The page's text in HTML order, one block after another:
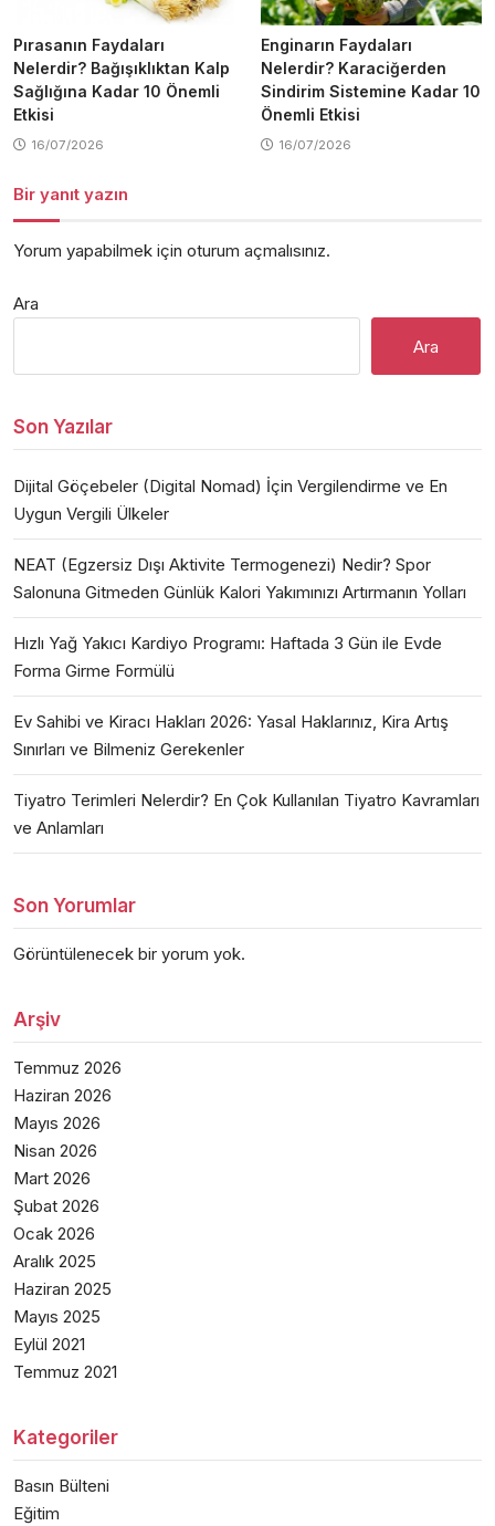
Pırasanın Faydaları
Nelerdir? Bağışıklıktan Kalp
Sağlığına Kadar 10 Önemli
Etkisi
16/07/2026
Enginarın Faydaları
Nelerdir? Karaciğerden
Sindirim Sistemine Kadar 10
Önemli Etkisi
16/07/2026
Bir yanıt yazın
Yorum yapabilmek için oturum açmalısınız.
Ara
Ara
Son Yazılar
Dijital Göçebeler (Digital Nomad) İçin Vergilendirme ve En
Uygun Vergili Ülkeler
NEAT (Egzersiz Dışı Aktivite Termogenezi) Nedir? Spor
Salonuna Gitmeden Günlük Kalori Yakımınızı Artırmanın Yolları
Hızlı Yağ Yakıcı Kardiyo Programı: Haftada 3 Gün ile Evde
Forma Girme Formülü
Ev Sahibi ve Kiracı Hakları 2026: Yasal Haklarınız, Kira Artış
Sınırları ve Bilmeniz Gerekenler
Tiyatro Terimleri Nelerdir? En Çok Kullanılan Tiyatro Kavramları
ve Anlamları
Son Yorumlar
Görüntülenecek bir yorum yok.
Arşiv
Temmuz 2026
Haziran 2026
Mayıs 2026
Nisan 2026
Mart 2026
Şubat 2026
Ocak 2026
Aralık 2025
Haziran 2025
Mayıs 2025
Eylül 2021
Temmuz 2021
Kategoriler
Basın Bülteni
Eğitim